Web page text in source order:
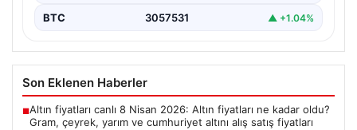
BTC 3057531 ▲ +1.04%
Son Eklenen Haberler
■Altın fiyatları canlı 8 Nisan 2026: Altın fiyatları ne kadar oldu?
Gram, çeyrek, yarım ve cumhuriyet altını alış satış fiyatları